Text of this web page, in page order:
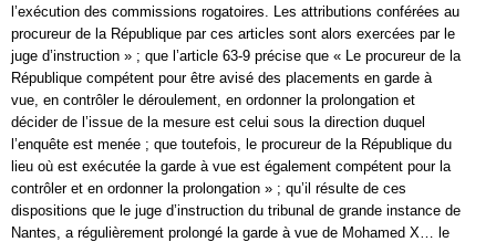
l’exécution des commissions rogatoires. Les attributions conférées au
procureur de la République par ces articles sont alors exercées par le
juge d’instruction » ; que l’article 63-9 précise que « Le procureur de la
République compétent pour être avisé des placements en garde à
vue, en contrôler le déroulement, en ordonner la prolongation et
décider de l’issue de la mesure est celui sous la direction duquel
l’enquête est menée ; que toutefois, le procureur de la République du
lieu où est exécutée la garde à vue est également compétent pour la
contrôler et en ordonner la prolongation » ; qu’il résulte de ces
dispositions que le juge d’instruction du tribunal de grande instance de
Nantes, a régulièrement prolongé la garde à vue de Mohamed X… le